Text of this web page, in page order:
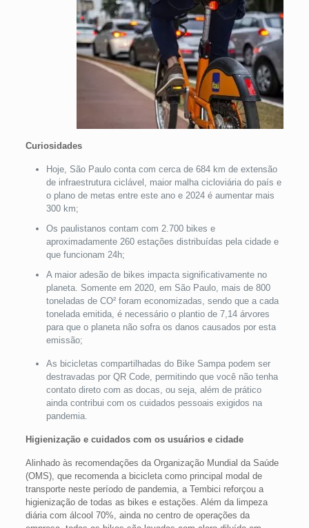
Curiosidades
Hoje, São Paulo conta com cerca de 684 km de extensão
de infraestrutura ciclável, maior malha cicloviária do país e
o plano de metas entre este ano e 2024 é aumentar mais
300 km;
Os paulistanos contam com 2.700 bikes e
aproximadamente 260 estações distribuídas pela cidade e
que funcionam 24h;
A maior adesão de bikes impacta significativamente no
planeta. Somente em 2020, em São Paulo, mais de 800
toneladas de CO² foram economizadas, sendo que a cada
tonelada emitida, é necessário o plantio de 7,14 árvores
para que o planeta não sofra os danos causados por esta
emissão;
As bicicletas compartilhadas do Bike Sampa podem ser
destravadas por QR Code, permitindo que você não tenha
contato direto com as docas, ou seja, além de prático
ainda contribui com os cuidados pessoais exigidos na
pandemia.
Higienização e cuidados com os usuários e cidade
Alinhado às recomendações da Organização Mundial da Saúde
(OMS), que recomenda a bicicleta como principal modal de
transporte neste período de pandemia, a Tembici reforçou a
higienização de todas as bikes e estações. Além da limpeza
diária com álcool 70%, ainda no centro de operações da